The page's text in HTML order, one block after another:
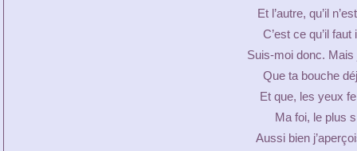
Et l’autre, qu’il
C’est ce qu’il
Suis-moi donc.
Que ta bouche
Et que, les yeux
Ma foi, le plus
Aussi bien